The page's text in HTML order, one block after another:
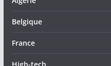
Belgique
France